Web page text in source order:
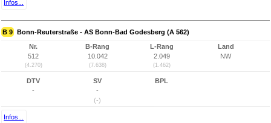
Infos...
B 9 Bonn-Reuterstraße - AS Bonn-Bad Godesberg (A 562)
Nr.
512
(4.270)
B-Rang
10.042
(7.638)
L-Rang
2.049
(1.462)
Land
NW
DTV
-
SV
-
(-)
BPL
Infos...